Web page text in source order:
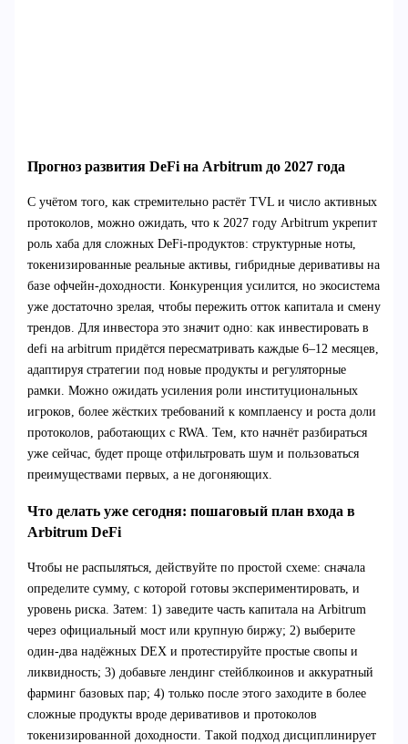
Прогноз развития DeFi на Arbitrum до 2027 года
С учётом того, как стремительно растёт TVL и число активных
протоколов, можно ожидать, что к 2027 году Arbitrum укрепит
роль хаба для сложных DeFi‑продуктов: структурные ноты,
токенизированные реальные активы, гибридные деривативы на
базе офчейн‑доходности. Конкуренция усилится, но экосистема
уже достаточно зрелая, чтобы пережить отток капитала и смену
трендов. Для инвестора это значит одно: как инвестировать в
defi на arbitrum придётся пересматривать каждые 6–12 месяцев,
адаптируя стратегии под новые продукты и регуляторные
рамки. Можно ожидать усиления роли институциональных
игроков, более жёстких требований к комплаенсу и роста доли
протоколов, работающих с RWA. Тем, кто начнёт разбираться
уже сейчас, будет проще отфильтровать шум и пользоваться
преимуществами первых, а не догоняющих.
Что делать уже сегодня: пошаговый план входа в
Arbitrum DeFi
Чтобы не распыляться, действуйте по простой схеме: сначала
определите сумму, с которой готовы экспериментировать, и
уровень риска. Затем: 1) заведите часть капитала на Arbitrum
через официальный мост или крупную биржу; 2) выберите
один‑два надёжных DEX и протестируйте простые свопы и
ликвидность; 3) добавьте лендинг стейблкоинов и аккуратный
фарминг базовых пар; 4) только после этого заходите в более
сложные продукты вроде деривативов и протоколов
токенизированной доходности. Такой подход дисциплинирует